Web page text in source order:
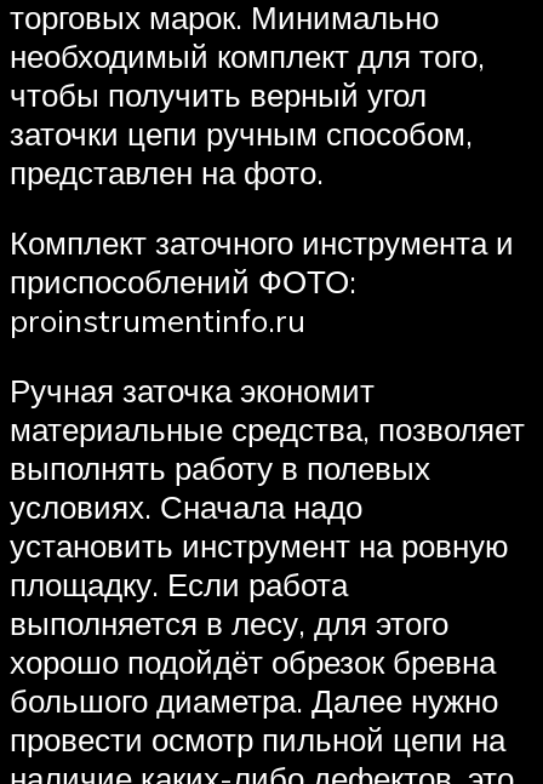
торговых марок. Минимально
необходимый комплект для того,
чтобы получить верный угол
заточки цепи ручным способом,
представлен на фото.
Комплект заточного инструмента и
приспособлений ФОТО:
proinstrumentinfo.ru
Ручная заточка экономит
материальные средства, позволяет
выполнять работу в полевых
условиях. Сначала надо
установить инструмент на ровную
площадку. Если работа
выполняется в лесу, для этого
хорошо подойдёт обрезок бревна
большого диаметра. Далее нужно
провести осмотр пильной цепи на